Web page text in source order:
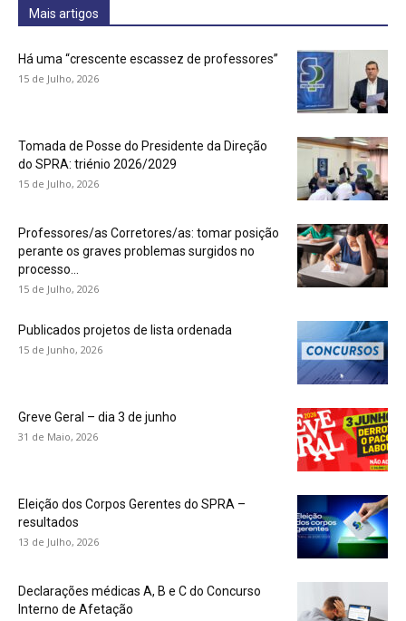
Mais artigos
Há uma “crescente escassez de professores”
15 de Julho, 2026
Tomada de Posse do Presidente da Direção
do SPRA: triénio 2026/2029
15 de Julho, 2026
Professores/as Corretores/as: tomar posição
perante os graves problemas surgidos no
processo...
15 de Julho, 2026
Publicados projetos de lista ordenada
15 de Junho, 2026
Greve Geral – dia 3 de junho
31 de Maio, 2026
Eleição dos Corpos Gerentes do SPRA –
resultados
13 de Julho, 2026
Declarações médicas A, B e C do Concurso
Interno de Afetação